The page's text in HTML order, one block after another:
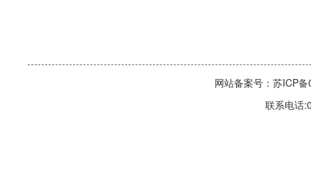
网站备案号：苏ICP
联系电话